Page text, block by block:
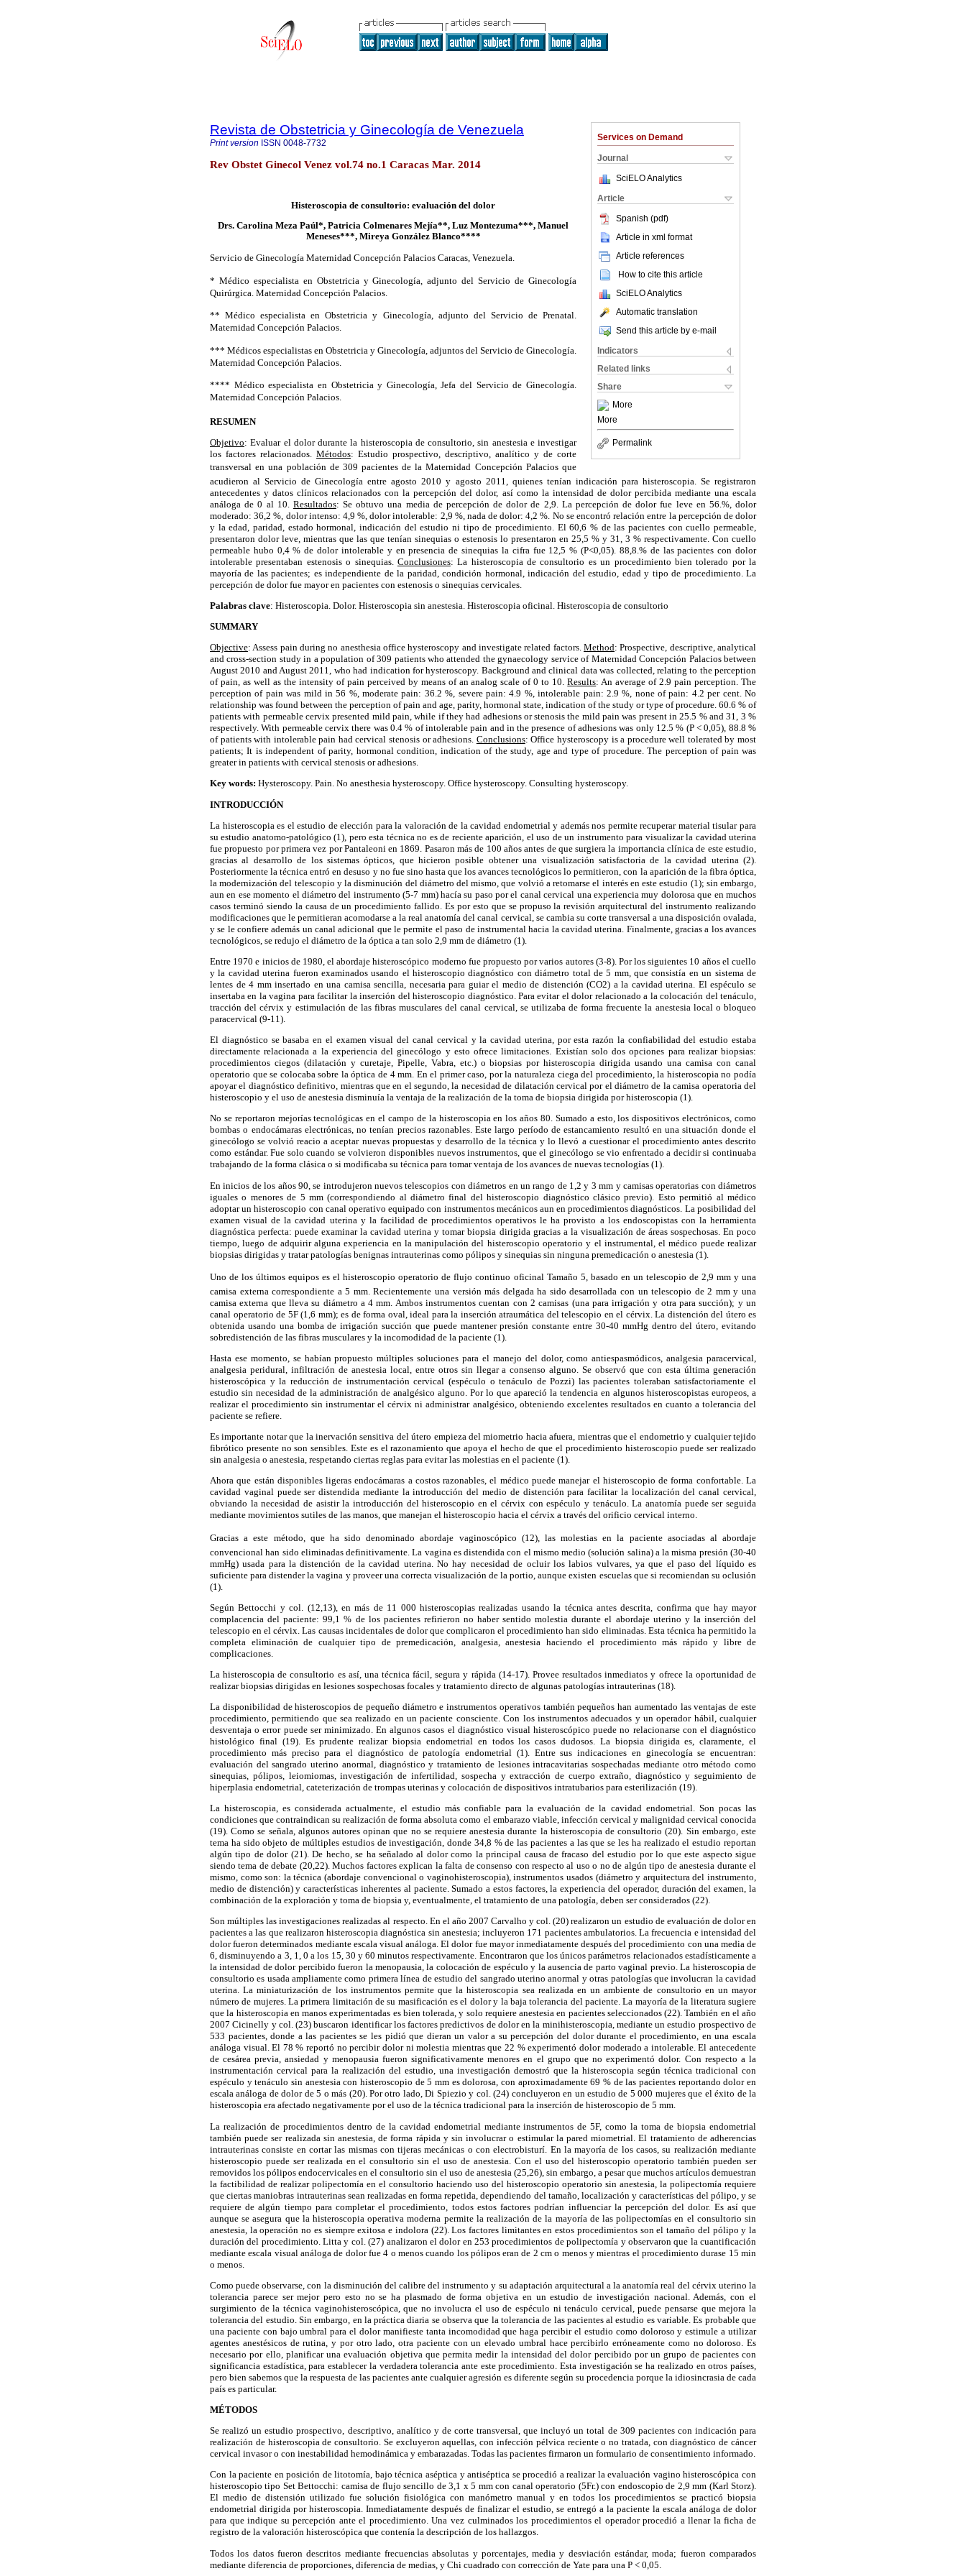
Services on Demand
Journal
SciELO Analytics
Article
Spanish (pdf)
Article in xml format
Article references
How to cite this article
SciELO Analytics
Automatic translation
Send this article by e-mail
Indicators
Related links
Share
More
More
Permalink
Revista de Obstetricia y Ginecología de Venezuela
Print version ISSN 0048-7732
Rev Obstet Ginecol Venez vol.74 no.1 Caracas Mar. 2014
Histeroscopia de consultorio: evaluación del dolor
Drs. Carolina Meza Paúl*, Patricia Colmenares Mejía**, Luz Montezuma***, Manuel
Meneses***, Mireya González Blanco****
Servicio de Ginecología Maternidad Concepción Palacios Caracas, Venezuela.
* Médico especialista en Obstetricia y Ginecología, adjunto del Servicio de Ginecología
Quirúrgica. Maternidad Concepción Palacios.
** Médico especialista en Obstetricia y Ginecología, adjunto del Servicio de Prenatal.
Maternidad Concepción Palacios.
*** Médicos especialistas en Obstetricia y Ginecología, adjuntos del Servicio de Ginecología.
Maternidad Concepción Palacios.
**** Médico especialista en Obstetricia y Ginecología, Jefa del Servicio de Ginecología.
Maternidad Concepción Palacios.
RESUMEN
Objetivo: Evaluar el dolor durante la histeroscopia de consultorio, sin anestesia e investigar
los factores relacionados. Métodos: Estudio prospectivo, descriptivo, analítico y de corte
transversal en una población de 309 pacientes de la Maternidad Concepción Palacios que
acudieron al Servicio de Ginecología entre agosto 2010 y agosto 2011, quienes tenían indicación para histeroscopia. Se registraron
antecedentes y datos clínicos relacionados con la percepción del dolor, así como la intensidad de dolor percibida mediante una escala
análoga de 0 al 10. Resultados: Se obtuvo una media de percepción de dolor de 2,9. La percepción de dolor fue leve en 56.%, dolor
moderado: 36,2 %, dolor intenso: 4,9 %, dolor intolerable: 2,9 %, nada de dolor: 4,2 %. No se encontró relación entre la percepción de dolor
y la edad, paridad, estado hormonal, indicación del estudio ni tipo de procedimiento. El 60,6 % de las pacientes con cuello permeable,
presentaron dolor leve, mientras que las que tenían sinequias o estenosis lo presentaron en 25,5 % y 31, 3 % respectivamente. Con cuello
permeable hubo 0,4 % de dolor intolerable y en presencia de sinequias la cifra fue 12,5 % (P<0,05). 88,8.% de las pacientes con dolor
intolerable presentaban estenosis o sinequias. Conclusiones: La histeroscopia de consultorio es un procedimiento bien tolerado por la
mayoría de las pacientes; es independiente de la paridad, condición hormonal, indicación del estudio, edad y tipo de procedimiento. La
percepción de dolor fue mayor en pacientes con estenosis o sinequias cervicales.
Palabras clave: Histeroscopia. Dolor. Histeroscopia sin anestesia. Histeroscopia oficinal. Histeroscopia de consultorio
SUMMARY
Objective: Assess pain during no anesthesia office hysteroscopy and investigate related factors. Method: Prospective, descriptive, analytical
and cross-section study in a population of 309 patients who attended the gynaecology service of Maternidad Concepción Palacios between
August 2010 and August 2011, who had indication for hysteroscopy. Background and clinical data was collected, relating to the perception
of pain, as well as the intensity of pain perceived by means of an analog scale of 0 to 10.Results: An average of 2.9 pain perception. The
perception of pain was mild in 56 %, moderate pain: 36.2 %, severe pain: 4.9 %, intolerable pain: 2.9 %, none of pain: 4.2 per cent. No
relationship was found between the perception of pain and age, parity, hormonal state, indication of the study or type of procedure. 60.6 % of
patients with permeable cervix presented mild pain, while if they had adhesions or stenosis the mild pain was present in 25.5 % and 31, 3 %
respectively. With permeable cervix there was 0.4 % of intolerable pain and in the presence of adhesions was only 12.5 % (P < 0,05), 88.8 %
of patients with intolerable pain had cervical stenosis or adhesions. Conclusions: Office hysteroscopy is a procedure well tolerated by most
patients; It is independent of parity, hormonal condition, indication of the study, age and type of procedure. The perception of pain was
greater in patients with cervical stenosis or adhesions.
Key words: Hysteroscopy. Pain. No anesthesia hysteroscopy. Office hysteroscopy. Consulting hysteroscopy.
INTRODUCCIÓN
La histeroscopia es el estudio de elección para la valoración de la cavidad endometrial y además nos permite recuperar material tisular para
su estudio anatomo-patológico (1), pero esta técnica no es de reciente aparición, el uso de un instrumento para visualizar la cavidad uterina
fue propuesto por primera vez por Pantaleoni en 1869. Pasaron más de 100 años antes de que surgiera la importancia clínica de este estudio,
gracias al desarrollo de los sistemas ópticos, que hicieron posible obtener una visualización satisfactoria de la cavidad uterina (2).
Posteriormente la técnica entró en desuso y no fue sino hasta que los avances tecnológicos lo permitieron, con la aparición de la fibra óptica,
la modernización del telescopio y la disminución del diámetro del mismo, que volvió a retomarse el interés en este estudio (1); sin embargo,
aun en ese momento el diámetro del instrumento (5-7 mm) hacía su paso por el canal cervical una experiencia muy dolorosa que en muchos
casos terminó siendo la causa de un procedimiento fallido. Es por esto que se propuso la revisión arquitectural del instrumento realizando
modificaciones que le permitieran acomodarse a la real anatomía del canal cervical, se cambia su corte transversal a una disposición ovalada,
y se le confiere además un canal adicional que le permite el paso de instrumental hacia la cavidad uterina. Finalmente, gracias a los avances
tecnológicos, se redujo el diámetro de la óptica a tan solo 2,9 mm de diámetro (1).
Entre 1970 e inicios de 1980, el abordaje histeroscópico moderno fue propuesto por varios autores (3-8). Por los siguientes 10 años el cuello
y la cavidad uterina fueron examinados usando el histeroscopio diagnóstico con diámetro total de 5 mm, que consistía en un sistema de
lentes de 4 mm insertado en una camisa sencilla, necesaria para guiar el medio de distención (CO2) a la cavidad uterina. El espéculo se
insertaba en la vagina para facilitar la inserción del histeroscopio diagnóstico. Para evitar el dolor relacionado a la colocación del tenáculo,
tracción del cérvix y estimulación de las fibras musculares del canal cervical, se utilizaba de forma frecuente la anestesia local o bloqueo
paracervical (9-11).
El diagnóstico se basaba en el examen visual del canal cervical y la cavidad uterina, por esta razón la confiabilidad del estudio estaba
directamente relacionada a la experiencia del ginecólogo y esto ofrece limitaciones. Existían solo dos opciones para realizar biopsias:
procedimientos ciegos (dilatación y curetaje, Pipelle, Vabra, etc.) o biopsias por histeroscopia dirigida usando una camisa con canal
operatorio que se colocaba sobre la óptica de 4 mm. En el primer caso, por la naturaleza ciega del procedimiento, la histeroscopia no podía
apoyar el diagnóstico definitivo, mientras que en el segundo, la necesidad de dilatación cervical por el diámetro de la camisa operatoria del
histeroscopio y el uso de anestesia disminuía la ventaja de la realización de la toma de biopsia dirigida por histeroscopia (1).
No se reportaron mejorías tecnológicas en el campo de la histeroscopia en los años 80. Sumado a esto, los dispositivos electrónicos, como
bombas o endocámaras electrónicas, no tenían precios razonables. Este largo período de estancamiento resultó en una situación donde el
ginecólogo se volvió reacio a aceptar nuevas propuestas y desarrollo de la técnica y lo llevó a cuestionar el procedimiento antes descrito
como estándar. Fue solo cuando se volvieron disponibles nuevos instrumentos, que el ginecólogo se vio enfrentado a decidir si continuaba
trabajando de la forma clásica o si modificaba su técnica para tomar ventaja de los avances de nuevas tecnologías (1).
En inicios de los años 90, se introdujeron nuevos telescopios con diámetros en un rango de 1,2 y 3 mm y camisas operatorias con diámetros
iguales o menores de 5 mm (correspondiendo al diámetro final del histeroscopio diagnóstico clásico previo). Esto permitió al médico
adoptar un histeroscopio con canal operativo equipado con instrumentos mecánicos aun en procedimientos diagnósticos. La posibilidad del
examen visual de la cavidad uterina y la facilidad de procedimientos operativos le ha provisto a los endoscopistas con la herramienta
diagnóstica perfecta: puede examinar la cavidad uterina y tomar biopsia dirigida gracias a la visualización de áreas sospechosas. En poco
tiempo, luego de adquirir alguna experiencia en la manipulación del histeroscopio operatorio y el instrumental, el médico puede realizar
biopsias dirigidas y tratar patologías benignas intrauterinas como pólipos y sinequias sin ninguna premedicación o anestesia (1).
Uno de los últimos equipos es el histeroscopio operatorio de flujo continuo oficinal Tamaño 5, basado en un telescopio de 2,9 mm y una
camisa externa correspondiente a 5 mm. Recientemente una versión más delgada ha sido desarrollada con un telescopio de 2 mm y una
camisa externa que lleva su diámetro a 4 mm. Ambos instrumentos cuentan con 2 camisas (una para irrigación y otra para succión); y un
canal operatorio de 5F (1,6 mm); es de forma oval, ideal para la inserción atraumática del telescopio en el cérvix. La distención del útero es
obtenida usando una bomba de irrigación succión que puede mantener presión constante entre 30-40 mmHg dentro del útero, evitando
sobredistención de las fibras musculares y la incomodidad de la paciente (1).
Hasta ese momento, se habían propuesto múltiples soluciones para el manejo del dolor, como antiespasmódicos, analgesia paracervical,
analgesia peridural, infiltración de anestesia local, entre otros sin llegar a consenso alguno. Se observó que con esta última generación
histeroscópica y la reducción de instrumentación cervical (espéculo o tenáculo de Pozzi) las pacientes toleraban satisfactoriamente el
estudio sin necesidad de la administración de analgésico alguno. Por lo que apareció la tendencia en algunos histeroscopistas europeos, a
realizar el procedimiento sin instrumentar el cérvix ni administrar analgésico, obteniendo excelentes resultados en cuanto a tolerancia del
paciente se refiere.
Es importante notar que la inervación sensitiva del útero empieza del miometrio hacia afuera, mientras que el endometrio y cualquier tejido
fibrótico presente no son sensibles. Este es el razonamiento que apoya el hecho de que el procedimiento histeroscopio puede ser realizado
sin analgesia o anestesia, respetando ciertas reglas para evitar las molestias en el paciente (1).
Ahora que están disponibles ligeras endocámaras a costos razonables, el médico puede manejar el histeroscopio de forma confortable. La
cavidad vaginal puede ser distendida mediante la introducción del medio de distención para facilitar la localización del canal cervical,
obviando la necesidad de asistir la introducción del histeroscopio en el cérvix con espéculo y tenáculo. La anatomía puede ser seguida
mediante movimientos sutiles de las manos, que manejan el histeroscopio hacia el cérvix a través del orificio cervical interno.
Gracias a este método, que ha sido denominado abordaje vaginoscópico (12), las molestias en la paciente asociadas al abordaje
convencional han sido eliminadas definitivamente. La vagina es distendida con el mismo medio (solución salina) a la misma presión (30-40
mmHg) usada para la distención de la cavidad uterina. No hay necesidad de ocluir los labios vulvares, ya que el paso del líquido es
suficiente para distender la vagina y proveer una correcta visualización de la portio, aunque existen escuelas que si recomiendan su oclusión
(1).
Según Bettocchi y col. (12,13), en más de 11 000 histeroscopias realizadas usando la técnica antes descrita, confirma que hay mayor
complacencia del paciente: 99,1 % de los pacientes refirieron no haber sentido molestia durante el abordaje uterino y la inserción del
telescopio en el cérvix. Las causas incidentales de dolor que complicaron el procedimiento han sido eliminadas. Esta técnica ha permitido la
completa eliminación de cualquier tipo de premedicación, analgesia, anestesia haciendo el procedimiento más rápido y libre de
complicaciones.
La histeroscopia de consultorio es así, una técnica fácil, segura y rápida (14-17). Provee resultados inmediatos y ofrece la oportunidad de
realizar biopsias dirigidas en lesiones sospechosas focales y tratamiento directo de algunas patologías intrauterinas (18).
La disponibilidad de histeroscopios de pequeño diámetro e instrumentos operativos también pequeños han aumentado las ventajas de este
procedimiento, permitiendo que sea realizado en un paciente consciente. Con los instrumentos adecuados y un operador hábil, cualquier
desventaja o error puede ser minimizado. En algunos casos el diagnóstico visual histeroscópico puede no relacionarse con el diagnóstico
histológico final (19). Es prudente realizar biopsia endometrial en todos los casos dudosos. La biopsia dirigida es, claramente, el
procedimiento más preciso para el diagnóstico de patología endometrial (1). Entre sus indicaciones en ginecología se encuentran:
evaluación del sangrado uterino anormal, diagnóstico y tratamiento de lesiones intracavitarias sospechadas mediante otro método como
sinequias, pólipos, leiomiomas, investigación de infertilidad, sospecha y extracción de cuerpo extraño, diagnóstico y seguimiento de
hiperplasia endometrial, cateterización de trompas uterinas y colocación de dispositivos intratubarios para esterilización (19).
La histeroscopia, es considerada actualmente, el estudio más confiable para la evaluación de la cavidad endometrial. Son pocas las
condiciones que contraindican su realización de forma absoluta como el embarazo viable, infección cervical y malignidad cervical conocida
(19). Como se señala, algunos autores opinan que no se requiere anestesia durante la histeroscopia de consultorio (20). Sin embargo, este
tema ha sido objeto de múltiples estudios de investigación, donde 34,8 % de las pacientes a las que se les ha realizado el estudio reportan
algún tipo de dolor (21). De hecho, se ha señalado al dolor como la principal causa de fracaso del estudio por lo que este aspecto sigue
siendo tema de debate (20,22). Muchos factores explican la falta de consenso con respecto al uso o no de algún tipo de anestesia durante el
mismo, como son: la técnica (abordaje convencional o vaginohisteroscopia), instrumentos usados (diámetro y arquitectura del instrumento,
medio de distención) y características inherentes al paciente. Sumado a estos factores, la experiencia del operador, duración del examen, la
combinación de la exploración y toma de biopsia y, eventualmente, el tratamiento de una patología, deben ser considerados (22).
Son múltiples las investigaciones realizadas al respecto. En el año 2007 Carvalho y col. (20) realizaron un estudio de evaluación de dolor en
pacientes a las que realizaron histeroscopia diagnóstica sin anestesia; incluyeron 171 pacientes ambulatorios. La frecuencia e intensidad del
dolor fueron determinados mediante escala visual análoga. El dolor fue mayor inmediatamente después del procedimiento con una media de
6, disminuyendo a 3, 1, 0 a los 15, 30 y 60 minutos respectivamente. Encontraron que los únicos parámetros relacionados estadísticamente a
la intensidad de dolor percibido fueron la menopausia, la colocación de espéculo y la ausencia de parto vaginal previo. La histeroscopia de
consultorio es usada ampliamente como primera línea de estudio del sangrado uterino anormal y otras patologías que involucran la cavidad
uterina. La miniaturización de los instrumentos permite que la histeroscopia sea realizada en un ambiente de consultorio en un mayor
número de mujeres. La primera limitación de su masificación es el dolor y la baja tolerancia del paciente. La mayoría de la literatura sugiere
que la histeroscopia en manos experimentadas es bien tolerada, y solo requiere anestesia en pacientes seleccionados (22). También en el año
2007 Cicinelly y col. (23) buscaron identificar los factores predictivos de dolor en la minihisteroscopia, mediante un estudio prospectivo de
533 pacientes, donde a las pacientes se les pidió que dieran un valor a su percepción del dolor durante el procedimiento, en una escala
análoga visual. El 78 % reportó no percibir dolor ni molestia mientras que 22 % experimentó dolor moderado a intolerable. El antecedente
de cesárea previa, ansiedad y menopausia fueron significativamente menores en el grupo que no experimentó dolor. Con respecto a la
instrumentación cervical para la realización del estudio, una investigación demostró que la histeroscopia según técnica tradicional con
espéculo y tenáculo sin anestesia con histeroscopio de 5 mm es dolorosa, con aproximadamente 69 % de las pacientes reportando dolor en
escala análoga de dolor de 5 o más (20). Por otro lado, Di Spiezio y col. (24) concluyeron en un estudio de 5 000 mujeres que el éxito de la
histeroscopia era afectado negativamente por el uso de la técnica tradicional para la inserción de histeroscopio de 5 mm.
La realización de procedimientos dentro de la cavidad endometrial mediante instrumentos de 5F, como la toma de biopsia endometrial
también puede ser realizada sin anestesia, de forma rápida y sin involucrar o estimular la pared miometrial. El tratamiento de adherencias
intrauterinas consiste en cortar las mismas con tijeras mecánicas o con electrobisturí. En la mayoría de los casos, su realización mediante
histeroscopio puede ser realizada en el consultorio sin el uso de anestesia. Con el uso del histeroscopio operatorio también pueden ser
removidos los pólipos endocervicales en el consultorio sin el uso de anestesia (25,26), sin embargo, a pesar que muchos artículos demuestran
la factibilidad de realizar polipectomía en el consultorio haciendo uso del histeroscopio operatorio sin anestesia, la polipectomía requiere
que ciertas maniobras intrauterinas sean realizadas en forma repetida, dependiendo del tamaño, localización y características del pólipo, y se
requiere de algún tiempo para completar el procedimiento, todos estos factores podrían influenciar la percepción del dolor. Es así que
aunque se asegura que la histeroscopia operativa moderna permite la realización de la mayoría de las polipectomías en el consultorio sin
anestesia, la operación no es siempre exitosa e indolora (22). Los factores limitantes en estos procedimientos son el tamaño del pólipo y la
duración del procedimiento. Litta y col. (27) analizaron el dolor en 253 procedimientos de polipectomía y observaron que la cuantificación
mediante escala visual análoga de dolor fue 4 o menos cuando los pólipos eran de 2 cm o menos y mientras el procedimiento durase 15 min
o menos.
Como puede observarse, con la disminución del calibre del instrumento y su adaptación arquitectural a la anatomía real del cérvix uterino la
tolerancia parece ser mejor pero esto no se ha plasmado de forma objetiva en un estudio de investigación nacional. Además, con el
surgimiento de la técnica vaginohisteroscópica, que no involucra el uso de espéculo ni tenáculo cervical, puede pensarse que mejora la
tolerancia del estudio. Sin embargo, en la práctica diaria se observa que la tolerancia de las pacientes al estudio es variable. Es probable que
una paciente con bajo umbral para el dolor manifieste tanta incomodidad que haga percibir el estudio como doloroso y estimule a utilizar
agentes anestésicos de rutina, y por otro lado, otra paciente con un elevado umbral hace percibirlo erróneamente como no doloroso. Es
necesario por ello, planificar una evaluación objetiva que permita medir la intensidad del dolor percibido por un grupo de pacientes con
significancia estadística, para establecer la verdadera tolerancia ante este procedimiento. Esta investigación se ha realizado en otros países,
pero bien sabemos que la respuesta de las pacientes ante cualquier agresión es diferente según su procedencia porque la idiosincrasia de cada
país es particular.
MÉTODOS
Se realizó un estudio prospectivo, descriptivo, analítico y de corte transversal, que incluyó un total de 309 pacientes con indicación para
realización de histeroscopia de consultorio. Se excluyeron aquellas, con infección pélvica reciente o no tratada, con diagnóstico de cáncer
cervical invasor o con inestabilidad hemodinámica y embarazadas. Todas las pacientes firmaron un formulario de consentimiento informado.
Con la paciente en posición de litotomía, bajo técnica aséptica y antiséptica se procedió a realizar la evaluación vagino histeroscópica con
histeroscopio tipo Set Bettocchi: camisa de flujo sencillo de 3,1 x 5 mm con canal operatorio (5Fr.) con endoscopio de 2,9 mm (Karl Storz).
El medio de distensión utilizado fue solución fisiológica con manómetro manual y en todos los procedimientos se practicó biopsia
endometrial dirigida por histeroscopia. Inmediatamente después de finalizar el estudio, se entregó a la paciente la escala análoga de dolor
para que indique su percepción ante el procedimiento. Una vez culminados los procedimientos el operador procedió a llenar la ficha de
registro de la valoración histeroscópica que contenía la descripción de los hallazgos.
Todos los datos fueron descritos mediante frecuencias absolutas y porcentajes, media y desviación estándar, moda; fueron comparados
mediante diferencia de proporciones, diferencia de medias, y Chi cuadrado con corrección de Yate para una P < 0,05.